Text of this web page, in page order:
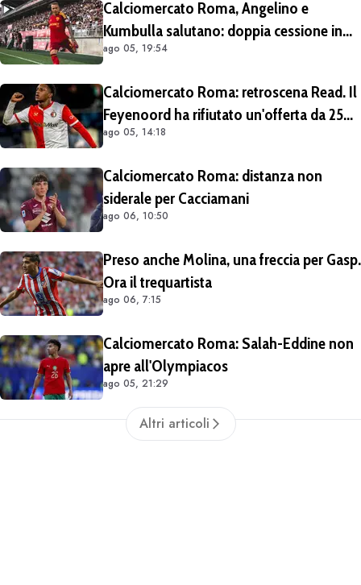
Calciomercato Roma, Angelino e
Kumbulla salutano: doppia cessione in
Spagna
ago 05, 19:54
Calciomercato Roma: retroscena Read. Il
Feyenoord ha rifiutato un'offerta da 25
milioni di euro più 4 di bonus
ago 05, 14:18
Calciomercato Roma: distanza non
siderale per Cacciamani
ago 06, 10:50
Preso anche Molina, una freccia per Gasp.
Ora il trequartista
ago 06, 7:15
Calciomercato Roma: Salah-Eddine non
apre all'Olympiacos
ago 05, 21:29
Altri articoli